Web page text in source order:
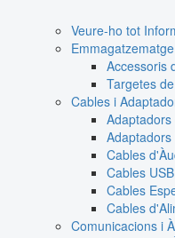
Veure-ho tot
Accessoris
Targetes
Cables i
Cables
Cables
Cables
Cables
Comunicacions i